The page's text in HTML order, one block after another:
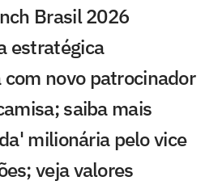
Brasil 2026
estratégica
novo patrocinador
saiba mais
milionária pelo vice
veja valores